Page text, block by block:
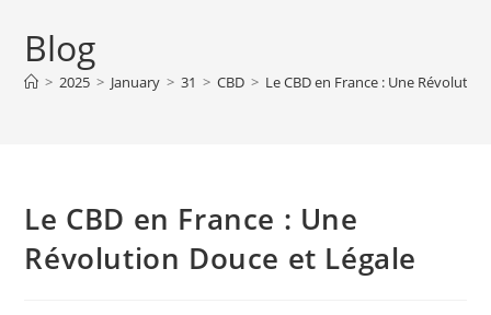
Blog
> 2025 > January > 31 > CBD > Le CBD en France : Une
Le CBD en France : Une
Révolution Douce et Légale